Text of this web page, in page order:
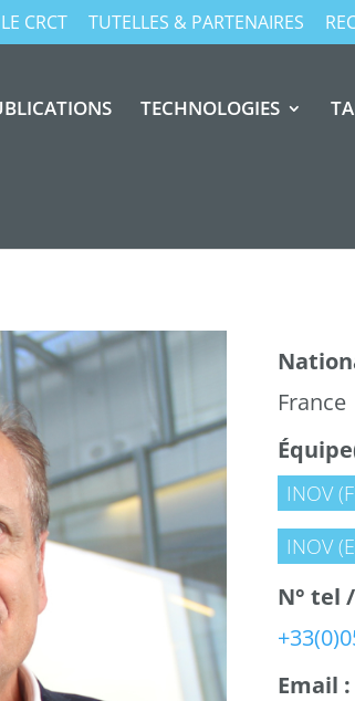
LE CRCT TUTELLES & PARTENAIRES
TECHNOLOGIES
France
INOV
INOV
N° tel
Email :